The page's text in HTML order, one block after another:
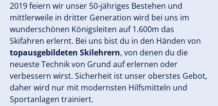
2019 feiern wir unser 50-jähriges Bestehen und
mittlerweile in dritter Generation wird bei uns im
wunderschönen Königsleiten auf 1.600m das
Skifahren erlernt. Bei uns bist du in den Händen von
topausgebildeten Skilehrern, von denen du die
neueste Technik von Grund auf erlernen oder
verbessern wirst. Sicherheit ist unser oberstes Gebot,
daher wird nur mit modernsten Hilfsmitteln und
Sportanlagen trainiert.